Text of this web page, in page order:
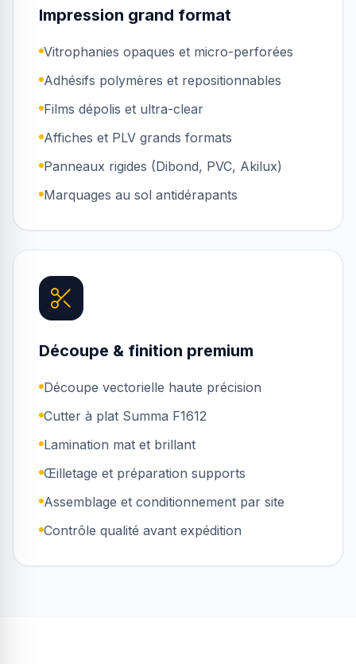
Impression grand format
Vitrophanies opaques et micro-perforées
Adhésifs polymères et repositionnables
Films dépolis et ultra-clear
Affiches et PLV grands formats
Panneaux rigides (Dibond, PVC, Akilux)
Marquages au sol antidérapants
Découpe & finition premium
Découpe vectorielle haute précision
Cutter à plat Summa F1612
Lamination mat et brillant
Œilletage et préparation supports
Assemblage et conditionnement par site
Contrôle qualité avant expédition